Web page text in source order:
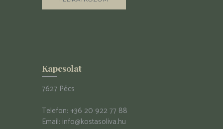
Kapcsolat
7627 Pécs
Telefon: +36 20 922 77 88
Email: info@kostasoliva.hu